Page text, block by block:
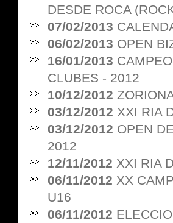
DESDE ROCA
07/02/2013
06/02/2013 OPEN
16/01/2013
CLUBES - 2012
10/12/2012
03/12/2012 XXI RIA
03/12/2012 OPEN
2012
12/11/2012 XXI RIA
06/11/2012 XX
U16
06/11/2012